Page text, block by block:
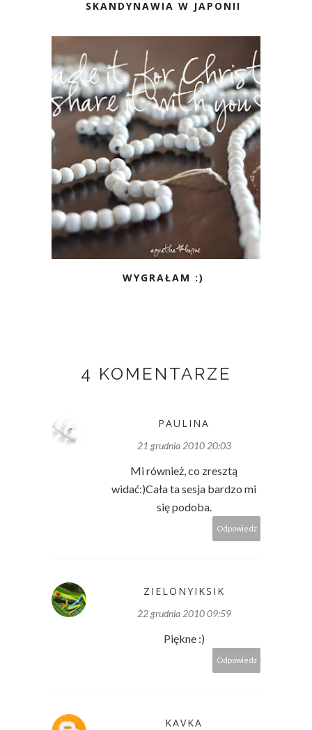
SKANDYNAWIA W JAPONII
WYGRAŁAM :)
4 KOMENTARZE
PAULINA
21 grudnia 2010 20:03
Mi również, co zresztą
widać:)Cała ta sesja bardzo mi
się podoba.
Odpowiedz
ZIELONYIKSIK
22 grudnia 2010 09:59
Piękne :)
Odpowiedz
KAVKA